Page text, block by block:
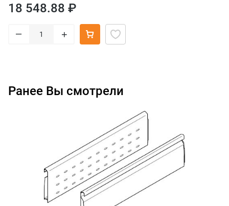
18 548.88 ₽
– +
Ранее Вы смотрели